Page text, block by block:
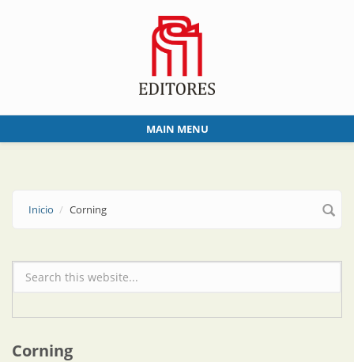
MAIN MENU
Inicio Corning
Formulario de búsqueda
Corning